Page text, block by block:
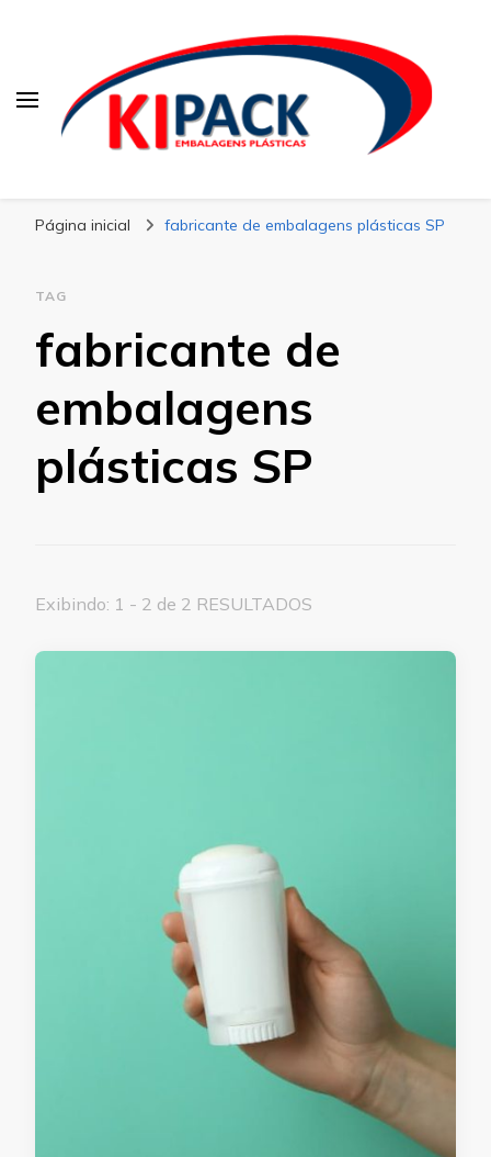
Página inicial fabricante de embalagens plásticas SP
TAG
fabricante de
embalagens
plásticas SP
Exibindo: 1 - 2 de 2 RESULTADOS